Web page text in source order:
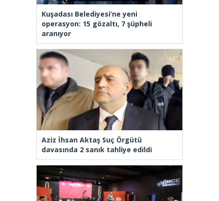
Kuşadası Belediyesi’ne yeni
operasyon: 15 gözaltı, 7 şüpheli
aranıyor
Aziz İhsan Aktaş Suç Örgütü
davasında 2 sanık tahliye edildi